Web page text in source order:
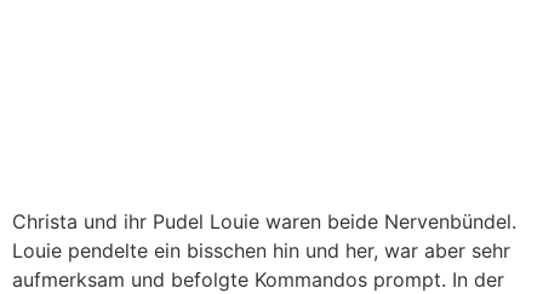
Christa und ihr Pudel Louie waren beide Nervenbündel.
Louie pendelte ein bisschen hin und her, war aber sehr
aufmerksam und befolgte Kommandos prompt. In der